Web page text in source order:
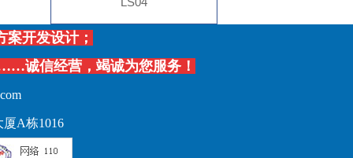
开发设计；
诚信经营，竭诚为您服务！
厦A栋1016